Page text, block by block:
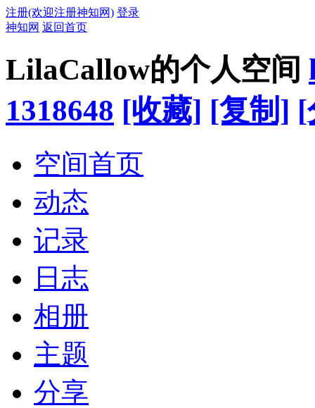
注册(欢迎注册神知网) 登录
神知网 返回首页
LilaCallow的个人空间
1318648 [收藏] [复制] [
空间首页
动态
记录
日志
相册
主题
分享